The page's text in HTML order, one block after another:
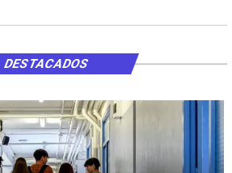
DESTACADOS